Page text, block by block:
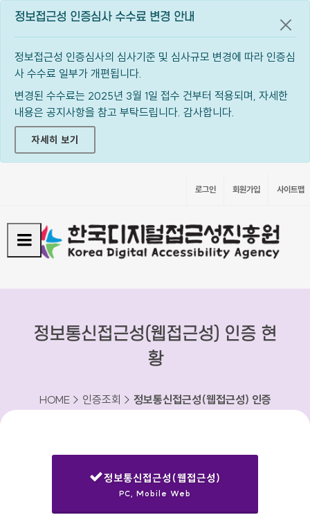
정보접근성 인증심사 수수료 변경 안내
정보접근성 인증심사의 심사기준 및 심사규모 변경에 따라 인증심
사 수수료 일부가 개편됩니다.
변경된 수수료는 2025년 3월 1일 접수 건부터 적용되며, 자세한
내용은 공지사항을 참고 부탁드립니다. 감사합니다.
자세히 보기
공지
로그인 회원가입 사이트맵
정보통신접근성(웹접근성) 인증 현
황
HOME > 인증조회 > 정보통신접근성(웹접근성) 인증
정보통신접근성(웹접근성)
PC, Mobile Web